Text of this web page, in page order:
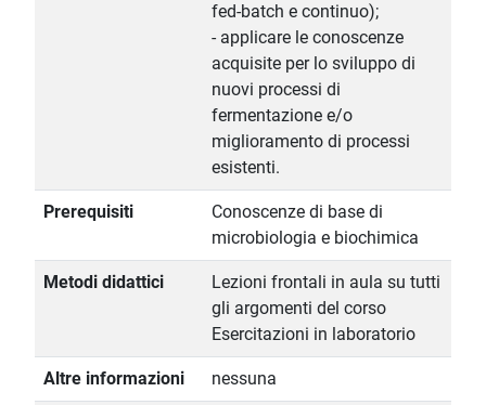
fed-batch e continuo);
- applicare le conoscenze
acquisite per lo sviluppo di
nuovi processi di
fermentazione e/o
miglioramento di processi
esistenti.
Prerequisiti
Conoscenze di base di
microbiologia e biochimica
Metodi didattici
Lezioni frontali in aula su tutti
gli argomenti del corso
Esercitazioni in laboratorio
Altre informazioni nessuna